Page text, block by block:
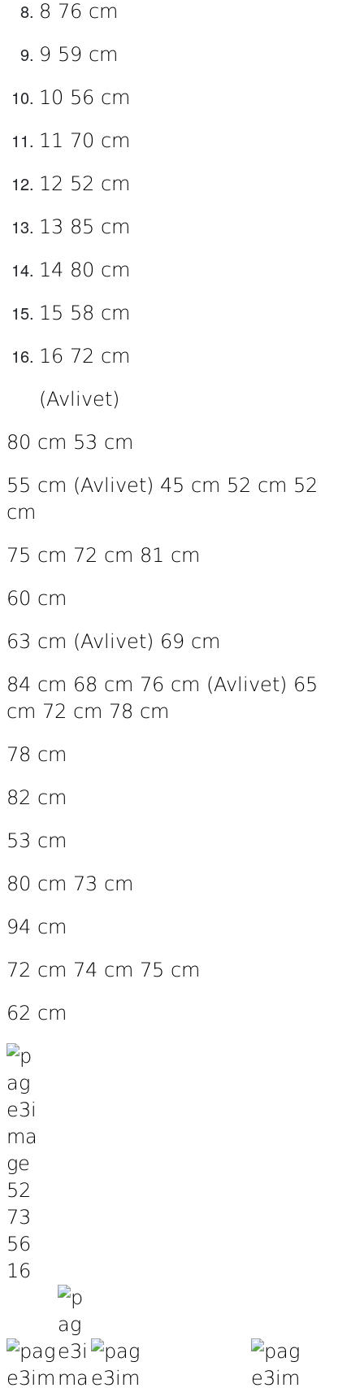
8 76 cm
9 59 cm
10 56 cm
11 70 cm
12 52 cm
13 85 cm
14 80 cm
15 58 cm
16 72 cm
(Avlivet)
80 cm 53 cm
55 cm (Avlivet) 45 cm 52 cm 52
cm
75 cm 72 cm 81 cm
60 cm
63 cm (Avlivet) 69 cm
84 cm 68 cm 76 cm (Avlivet) 65
cm 72 cm 78 cm
78 cm
82 cm
53 cm
80 cm 73 cm
94 cm
72 cm 74 cm 75 cm
62 cm